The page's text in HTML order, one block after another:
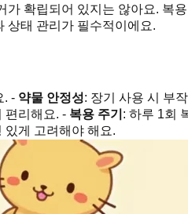
확립되어 있지는 않아요. 복
상태 관리가 필수적이에요.
. - 약물 안정성: 장기 사용 시 부
편리해요. - 복용 주기 : 하루 1회
있게 고려해야 해요.